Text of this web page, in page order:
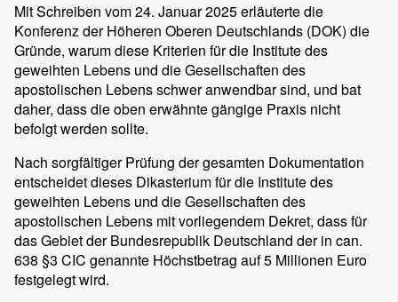
Mit Schreiben vom 24. Januar 2025 erläuterte die
Konferenz der Höheren Oberen Deutschlands (DOK) die
Gründe, warum diese Kriterien für die Institute des
geweihten Lebens und die Gesellschaften des
apostolischen Lebens schwer anwendbar sind, und bat
daher, dass die oben erwähnte gängige Praxis nicht
befolgt werden sollte.
Nach sorgfältiger Prüfung der gesamten Dokumentation
entscheidet dieses Dikasterium für die Institute des
geweihten Lebens und die Gesellschaften des
apostolischen Lebens mit vorliegendem Dekret, dass für
das Gebiet der Bundesrepublik Deutschland der in can.
638 §3 CIC genannte Höchstbetrag auf 5 Millionen Euro
festgelegt wird.